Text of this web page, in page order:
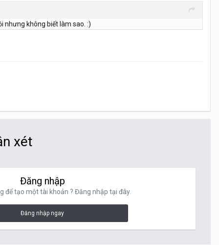
nhưng không biết làm sao. :)
xét
Đăng nhập
để tạo một tài khoản ? Đăng nhập tại đây.
Đăng nhập ngay